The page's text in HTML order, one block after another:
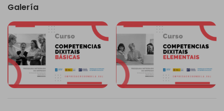
Galería